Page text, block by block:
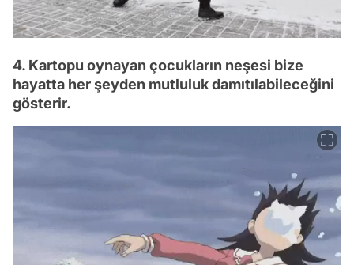
4. Kartopu oynayan çocukların neşesi bize
hayatta her şeyden mutluluk damıtılabileceğini
gösterir.